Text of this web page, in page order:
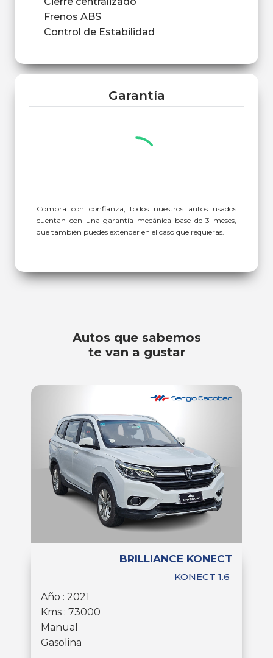
Frenos ABS
Control de Estabilidad
Garantía
Compra con confianza, todos nuestros autos usados
cuentan con una garantía mecánica base de 3 meses,
que también puedes extender en el caso que requieras.
Autos que sabemos
te van a gustar
BRILLIANCE KONECT
KONECT 1.6
Año : 2021
Kms : 73000
Manual
Gasolina